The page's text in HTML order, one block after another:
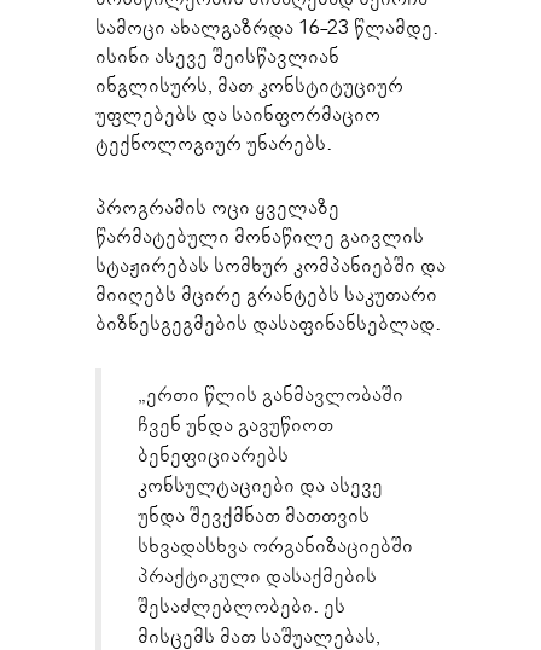
სამოცი ახალგაზრდა 16-23 წლამდე.
ისინი ასევე შეისწავლიან
ინგლისურს, მათ კონსტიტუციურ
უფლებებს და საინფორმაციო
ტექნოლოგიურ უნარებს.
პროგრამის ოცი ყველაზე
წარმატებული მონაწილე გაივლის
სტაჟირებას სომხურ კომპანიებში და
მიიღებს მცირე გრანტებს საკუთარი
ბიზნესგეგმების დასაფინანსებლად.
„ერთი წლის განმავლობაში
ჩვენ უნდა გავუწიოთ
ბენეფიციარებს
კონსულტაციები და ასევე
უნდა შევქმნათ მათთვის
სხვადასხვა ორგანიზაციებში
პრაქტიკული დასაქმების
შესაძლებლობები. ეს
მისცემს მათ საშუალებას,